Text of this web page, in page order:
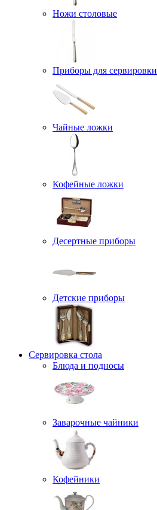
Ножи столовые
Приборы для сервировки
Чайные ложки
Кофейные ложки
Десертные приборы
Детские приборы
Сервировка стола
Блюда и подносы
Заварочные чайники
Кофейники